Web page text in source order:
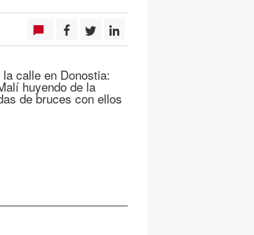
calle en Donostia:
huyendo de la
de bruces con ellos